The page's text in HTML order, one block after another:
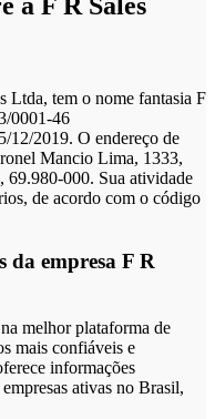
a F R Sales
Ltda, tem o nome fantasia F
0001-46
12/2019. O endereço de
Mancio Lima, 1333,
69.980-000. Sua atividade
de acordo com o código
da empresa F R
melhor plataforma de
mais confiáveis e
informações
ativas no Brasil,